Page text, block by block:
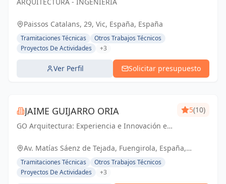
SL
Paissos Catalans, 29, Vic, España, España
Tramitaciones Técnicas
Otros Trabajos Técnicos
Proyectos De Actividades
+3
Ver Perfil Solicitar presupuesto
JAIME GUIJARRO ORIA
GO Arquitectura: Experiencia e Innovación en
urbanísticas. Con Seriedad, Confianza,
Rapidez y Economía como pilares, ofrecemos
soluciones...
5(10)
Av. Matías Sáenz de Tejada, Fuengirola, España,
España
Tramitaciones Técnicas
Otros Trabajos Técnicos
Proyectos De Actividades
+3